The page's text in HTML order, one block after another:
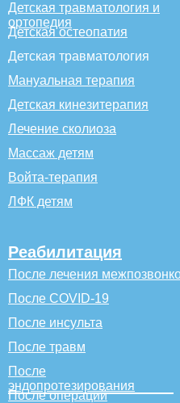
Детская травматология и
ортопедия
Детская остеопатия
Детская травматология
Мануальная терапия
Детская кинезитерапия
Лечение сколиоза
Массаж детям
Войта-терапия
ЛФК детям
Реабилитация
После лечения
После COVID-19
После инсульта
После травм
После
эндопротезирования
После операций